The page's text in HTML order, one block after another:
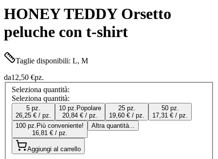
HONEY TEDDY Orsetto
peluche con t-shirt
Taglie disponibili: L, M
da12,50 €pz.
Seleziona quantità:
Seleziona quantità:
5 pz.
26,25 € / pz.
10 pz. Popolare
20,84 € / pz.
25 pz.
19,60 € / pz.
50 pz.
17,31 € / pz.
100 pz. Più conveniente!
16,81 € / pz.
Altra quantità...
Aggiungi al carrello